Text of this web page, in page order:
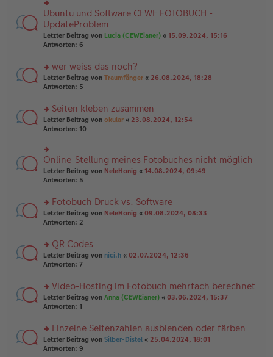
tr
a
g
el
es
e
n
er
tr
a
g
rs
te
r
u
n
el
es
e
B
ei
tr
g
Ubuntu und Software CEWE FOTOBUCH -
UpdateProblem
Letzter Beitrag von Lucia (CEWEianer) « 15.09.2024, 15:16
Antworten: 6
rs
te
n
g
el
e
n
er
B
a
g
wer weiss das noch?
Letzter Beitrag von Traumfänger « 26.08.2024, 18:28
Antworten: 5
rs
te
u
n
g
el
es
n
er
B
a
g
Seiten kleben zusammen
Letzter Beitrag von okular « 23.08.2024, 12:54
Antworten: 10
rs
te
r
g
el
es
n
er
B
ei
a
g
Online-Stellung meines Fotobuches nicht möglich
Letzter Beitrag von NeleHonig « 14.08.2024, 09:49
Antworten: 5
rs
te
n
g
el
e
n
er
tr
a
g
Fotobuch Druck vs. Software
Letzter Beitrag von NeleHonig « 09.08.2024, 08:33
Antworten: 2
rs
te
n
g
el
e
n
er
QR Codes
Letzter Beitrag von nici.h « 02.07.2024, 12:36
Antworten: 7
rs
te
n
g
el
Video-Hosting im Fotobuch mehrfach berechnet
Letzter Beitrag von Anna (CEWEianer) « 03.06.2024, 15:37
Antworten: 1
rs
te
Einzelne Seitenzahlen ausblenden oder färben
Letzter Beitrag von Silber-Distel « 25.04.2024, 18:01
Antworten: 9